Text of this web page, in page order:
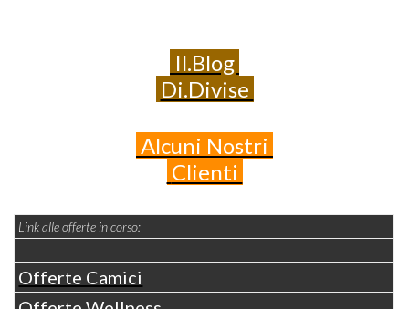
Il.Blog
Di.Divise
Alcuni Nostri
Clienti
Link alle offerte in corso:
Offerte Camici